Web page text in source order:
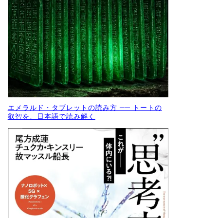
エメラルド・タブレットの読み方 ── トートの
叡智を、日本語で読み解く